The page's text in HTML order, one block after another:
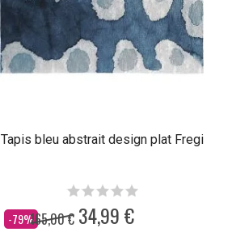
Tapis bleu abstrait design plat Fregi
-79%
Dès 165,00 € 34,99 €